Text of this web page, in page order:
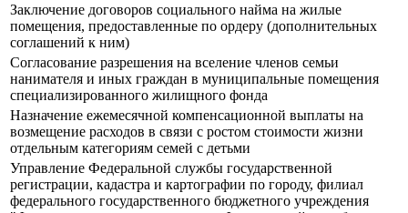
Заключение договоров социального найма на жилые
помещения, предоставленные по ордеру (дополнительных
соглашений к ним)
Согласование разрешения на вселение членов семьи
нанимателя и иных граждан в муниципальные помещения
специализированного жилищного фонда
Назначение ежемесячной компенсационной выплаты на
возмещение расходов в связи с ростом стоимости жизни
отдельным категориям семей с детьми
Управление Федеральной службы государственной
регистрации, кадастра и картографии по городу, филиал
федерального государственного бюджетного учреждения